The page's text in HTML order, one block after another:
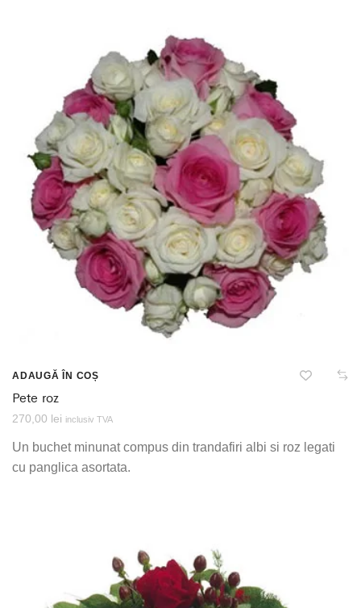
ADAUGĂ ÎN COȘ
Pete roz
270,00 lei inclusiv TVA
Un buchet minunat compus din trandafiri albi si roz legati
cu panglica asortata.